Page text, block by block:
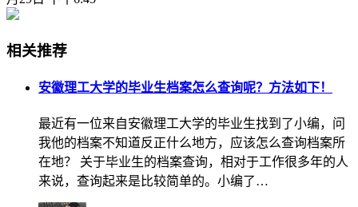
相关推荐
安徽理工大学的毕业生档案怎么查询呢？方法如下！
最近有一位来自安徽理工大学的毕业生找到了小编，问
我他的档案不知道反正什么地方，应该怎么查询档案所
在地？ 关于毕业生的档案查询，相对于工作很多年的人
来说，查询起来是比较简单的。小编了…